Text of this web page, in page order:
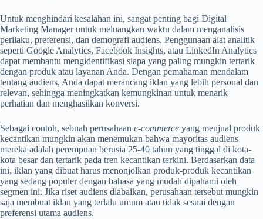
Untuk menghindari kesalahan ini, sangat penting bagi Digital
Marketing Manager untuk meluangkan waktu dalam menganalisis
perilaku, preferensi, dan demografi audiens. Penggunaan alat analitik
seperti Google Analytics, Facebook Insights, atau LinkedIn Analytics
dapat membantu mengidentifikasi siapa yang paling mungkin tertarik
dengan produk atau layanan Anda. Dengan pemahaman mendalam
tentang audiens, Anda dapat merancang iklan yang lebih personal dan
relevan, sehingga meningkatkan kemungkinan untuk menarik
perhatian dan menghasilkan konversi.
Sebagai contoh, sebuah perusahaan e-commerce yang menjual produk
kecantikan mungkin akan menemukan bahwa mayoritas audiens
mereka adalah perempuan berusia 25-40 tahun yang tinggal di kota-
kota besar dan tertarik pada tren kecantikan terkini. Berdasarkan data
ini, iklan yang dibuat harus menonjolkan produk-produk kecantikan
yang sedang populer dengan bahasa yang mudah dipahami oleh
segmen ini. Jika riset audiens diabaikan, perusahaan tersebut mungkin
saja membuat iklan yang terlalu umum atau tidak sesuai dengan
preferensi utama audiens.